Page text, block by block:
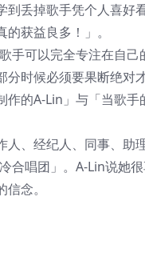
丢掉歌手凭个人喜好
获益良多！」。
手可以完全专注在自
时候必须要果断绝对
的A-Lin」与「当歌手
、经纪人、同事、助
合唱团」。A-Lin说她
念。